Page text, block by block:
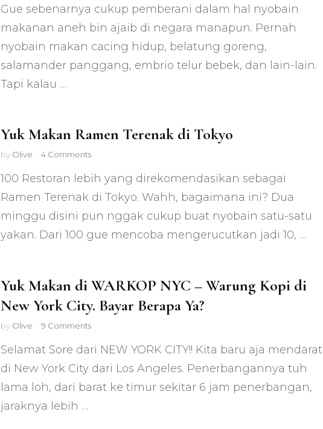
Kalajengking
Kamboja…
Plus
Semut
Gue sebenarnya cukup pemberani dalam hal nyobain
makanan aneh bin ajaib di negara manapun. Pernah
nyobain makan cacing hidup, belatung goreng,
salamander panggang, embrio telur bebek, dan lain-lain.
Tapi kalau …
Yuk Makan Ramen Terenak di Tokyo
by Olive 4 Commentson
Makan
Terenak
di
100 Restoran lebih yang direkomendasikan sebagai
Ramen Terenak di Tokyo. Wahh, bagaimana ini? Dua
minggu disini pun nggak cukup buat nyobain satu-satu
yakan. Dari 100 gue mencoba mengerucutkan jadi 10, …
Yuk Makan di WARKOP NYC – Warung Kopi di
New York City. Bayar Berapa Ya?
by Olive 9 Commentson
Makan
WARKOP
NYC
Selamat Sore dari NEW YORK CITY!! Kita baru aja mendarat
di New York City dari Los Angeles. Penerbangannya tuh
lama loh, dari barat ke timur sekitar 6 jam penerbangan,
jaraknya lebih …